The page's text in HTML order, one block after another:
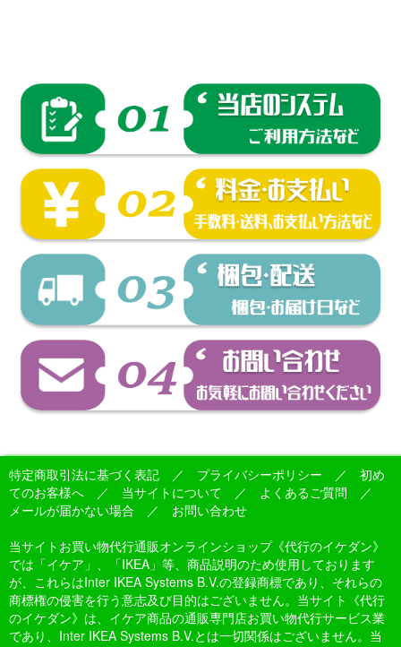
特定商取引法に基づく表記 ／ プライバシーポリシー ／ 初め
てのお客様へ ／ 当サイトについて ／ よくあるご質問 ／
メールが届かない場合 ／ お問い合わせ
当サイトお買い物代行通販オンラインショップ《代行のイケダン》
では「イケア」、「IKEA」等、商品説明のため使用しております
が、これらはInter IKEA Systems B.V.の登録商標であり、それらの
商標権の侵害を行う意志及び目的はございません。当サイト《代行
のイケダン》は、イケア商品の通販専門店お買い物代行サービス業
であり、Inter IKEA Systems B.V.とは一切関係はございません。当